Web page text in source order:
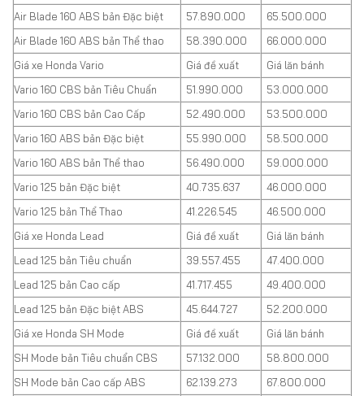
Air Blade 160 ABS bản Đặc biệt
57.890.000
65.500.000
Air Blade 160 ABS bản Thể thao
58.390.000
66.000.000
Giá xe Honda Vario
Giá đề xuất
Giá lăn bánh
Vario 160 CBS bản Tiêu Chuẩn
51.990.000
53.000.000
Vario 160 CBS bản Cao Cấp
52.490.000
53.500.000
Vario 160 ABS bản Đặc biệt
55.990.000
58.500.000
Vario 160 ABS bản Thể thao
56.490.000
59.000.000
Vario 125 bản Đặc biệt
40.735.637
46.000.000
Vario 125 bản Thể Thao
41.226.545
46.500.000
Giá xe Honda Lead
Giá đề xuất
Giá lăn bánh
Lead 125 bản Tiêu chuẩn
39.557.455
47.400.000
Lead 125 bản Cao cấp
41.717.455
49.400.000
Lead 125 bản Đặc biệt ABS
45.644.727
52.200.000
Giá xe Honda SH Mode
Giá đề xuất
Giá lăn bánh
SH Mode bản Tiêu chuẩn CBS
57.132.000
58.800.000
SH Mode bản Cao cấp ABS
62.139.273 67.800.000